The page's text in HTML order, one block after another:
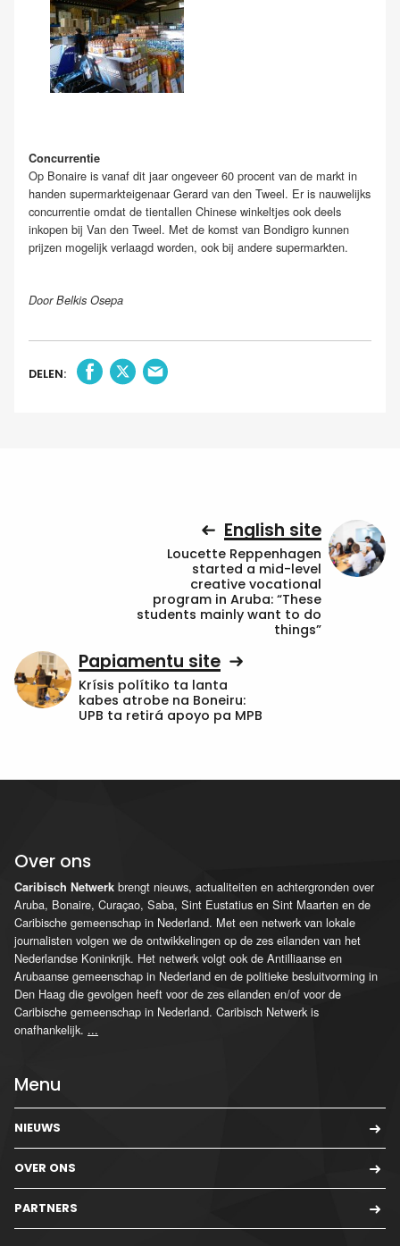
Concurrentie
Op Bonaire is vanaf dit jaar ongeveer 60 procent van de markt in
handen supermarkteigenaar Gerard van den Tweel. Er is nauwelijks
concurrentie omdat de tientallen Chinese winkeltjes ook deels
inkopen bij Van den Tweel. Met de komst van Bondigro kunnen
prijzen mogelijk verlaagd worden, ook bij andere supermarkten.
Door Belkis Osepa
DELEN:
English site
Loucette Reppenhagen
started a mid-level
creative vocational
program in Aruba: “These
students mainly want to do
things”
Papiamentu site
Krísis polítiko ta lanta
kabes atrobe na Boneiru:
UPB ta retirá apoyo pa MPB
Over ons
Caribisch Netwerk brengt nieuws, actualiteiten en achtergronden over
Aruba, Bonaire, Curaçao, Saba, Sint Eustatius en Sint Maarten en de
Caribische gemeenschap in Nederland. Met een netwerk van lokale
journalisten volgen we de ontwikkelingen op de zes eilanden van het
Nederlandse Koninkrijk. Het netwerk volgt ook de Antilliaanse en
Arubaanse gemeenschap in Nederland en de politieke besluitvorming in
Den Haag die gevolgen heeft voor de zes eilanden en/of voor de
Caribische gemeenschap in Nederland. Caribisch Netwerk is
onafhankelijk. ...
Menu
NIEUWS
OVER ONS
PARTNERS